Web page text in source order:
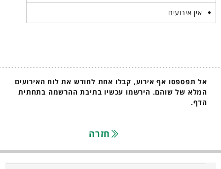
אין אירועים
אל תפספסו אף אירוע, קבלו אחת לחודש את לוח האירועים
המלא של שוהם. הירשמו עכשיו בתיבת ההרשמה בתחתית
הדף.
חזרה